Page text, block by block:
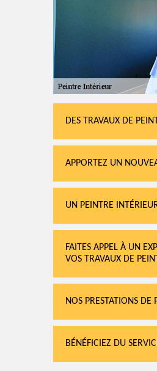
DES TRAVAUX DE
APPORTEZ UN
UN PEINTRE
FAITES APPEL À UN
VOS TRAVAUX DE
NOS PRESTATIONS DE
BÉNÉFICIEZ DU